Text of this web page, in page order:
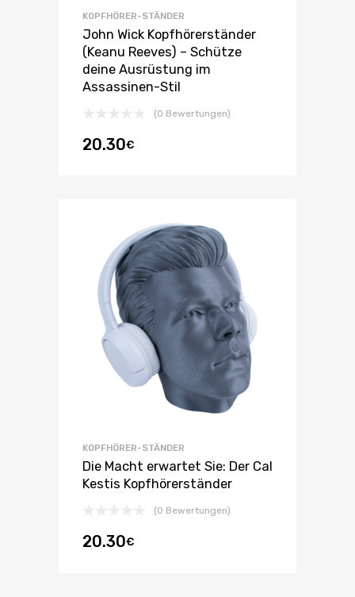
KOPFHÖRER-STÄNDER
John Wick Kopfhörerständer
(Keanu Reeves) – Schütze
deine Ausrüstung im
Assassinen-Stil
(0 Bewertungen)
20.30€
KOPFHÖRER-STÄNDER
Die Macht erwartet Sie: Der Cal
Kestis Kopfhörerständer
(0 Bewertungen)
20.30€